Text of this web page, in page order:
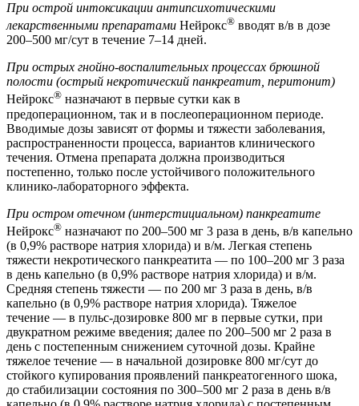
При острой интоксикации антипсихотическими
лекарственными препаратами Нейрокс® вводят в/в в дозе
200–500 мг/сут в течение 7–14 дней.
При острых гнойно-воспалительных процессах брюшной
полости (острый некротический панкреатит, перитонит)
Нейрокс® назначают в первые сутки как в
предоперационном, так и в послеоперационном периоде.
Вводимые дозы зависят от формы и тяжести заболевания,
распространенности процесса, вариантов клинического
течения. Отмена препарата должна производиться
постепенно, только после устойчивого положительного
клинико-лабораторного эффекта.
При остром отечном (интерстициальном) панкреатите
Нейрокс® назначают по 200–500 мг 3 раза в день, в/в капельно
(в 0,9% растворе натрия хлорида) и в/м. Легкая степень
тяжести некротического панкреатита — по 100–200 мг 3 раза
в день капельно (в 0,9% растворе натрия хлорида) и в/м.
Средняя степень тяжести — по 200 мг 3 раза в день, в/в
капельно (в 0,9% растворе натрия хлорида). Тяжелое
течение — в пульс-дозировке 800 мг в первые сутки, при
двукратном режиме введения; далее по 200–500 мг 2 раза в
день с постепенным снижением суточной дозы. Крайне
тяжелое течение — в начальной дозировке 800 мг/сут до
стойкого купирования проявлений панкреатогенного шока,
до стабилизации состояния по 300–500 мг 2 раза в день в/в